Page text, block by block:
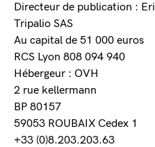
Directeur de publication :
Tripalio SAS
Au capital de 51 000 euros
RCS Lyon 808 094 940
Hébergeur : OVH
2 rue kellermann
BP 80157
59053 ROUBAIX Cedex 1
+33 (0)8.203.203.63